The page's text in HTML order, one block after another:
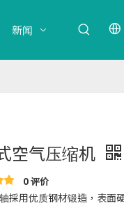
新闻
空气压缩机
0 评价
採用优质钢材锻造，表面